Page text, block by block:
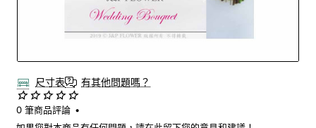
尺寸表 有其他問題嗎？
0 筆商品評論 •